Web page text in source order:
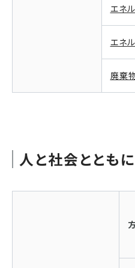
エネ
エネ
廃棄
人と社会とともに